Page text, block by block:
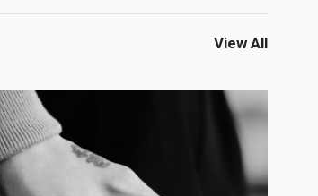
View All